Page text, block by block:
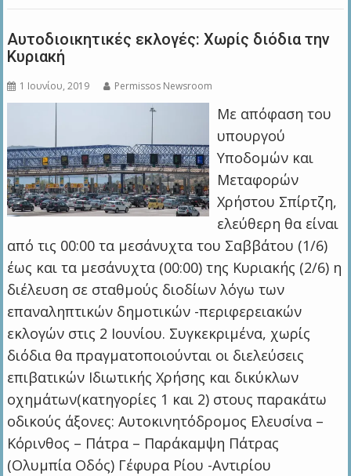
Αυτοδιοικητικές εκλογές: Χωρίς διόδια την
Κυριακή
1 Ιουνίου, 2019 Permissos Newsroom
Με απόφαση του
υπουργού
Υποδομών και
Μεταφορών
Χρήστου Σπίρτζη,
ελεύθερη θα είναι
από τις 00:00 τα μεσάνυχτα του Σαββάτου (1/6)
έως και τα μεσάνυχτα (00:00) της Κυριακής (2/6) η
διέλευση σε σταθμούς διοδίων λόγω των
επαναληπτικών δημοτικών -περιφερειακών
εκλογών στις 2 Ιουνίου. Συγκεκριμένα, χωρίς
διόδια θα πραγματοποιούνται οι διελεύσεις
επιβατικών Ιδιωτικής Χρήσης και δικύκλων
οχημάτων(κατηγορίες 1 και 2) στους παρακάτω
οδικούς άξονες: Αυτοκινητόδρομος Ελευσίνα –
Κόρινθος – Πάτρα – Παράκαμψη Πάτρας
(Ολυμπία Οδός) Γέφυρα Ρίου -Αντιρίου